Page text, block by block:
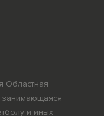
Областная
занимающаяся
и иных